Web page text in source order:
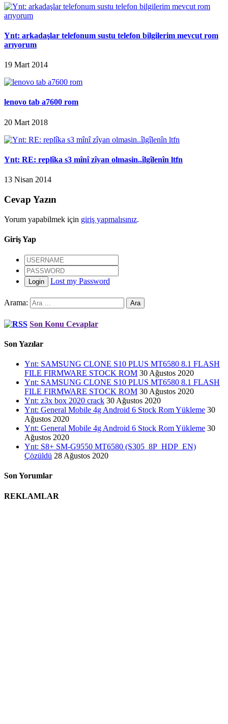
Ynt: arkadaşlar telefonum sustu telefon bilgilerim mevcut rom
arıyorum
19 Mart 2014
lenovo tab a7600 rom
20 Mart 2018
Ynt: RE: replîka s3 mînî zîyan olmasin..îlgîlenîn ltfn
13 Nisan 2014
Cevap Yazın
Yorum yapabilmek için giriş yapmalısınız.
Giriş Yap
Login Lost my Password
Arama:
Son Konu Cevaplar
Son Yazılar
Ynt: SAMSUNG CLONE S10 PLUS MT6580 8.1 FLASH
FILE FIRMWARE STOCK ROM 30 Ağustos 2020
Ynt: SAMSUNG CLONE S10 PLUS MT6580 8.1 FLASH
FILE FIRMWARE STOCK ROM 30 Ağustos 2020
Ynt: z3x box 2020 crack 30 Ağustos 2020
Ynt: General Mobile 4g Android 6 Stock Rom Yükleme 30
Ağustos 2020
Ynt: General Mobile 4g Android 6 Stock Rom Yükleme 30
Ağustos 2020
Ynt: S8+ SM-G9550 MT6580 (S305_8P_HDP_EN)
Çözüldü 28 Ağustos 2020
Son Yorumlar
REKLAMLAR